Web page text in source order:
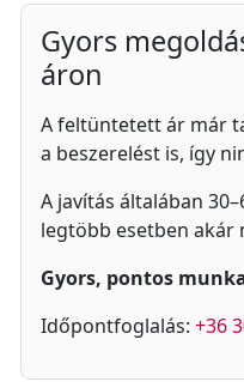
Gyors
áron
A feltüntetett ár már
a beszerelést is, így
A javítás általában
legtöbb esetben akár
Gyors, pontos
Időpontfoglalás: +36